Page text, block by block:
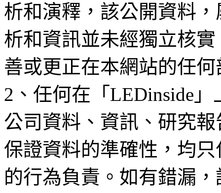
析和演釋，該公開資料
析和資訊並未經獨立核
善或更正在本網站的任
2、任何在「LEDinside
公司資料、資訊、研究
保證資料的準確性，均
的行為負責。如有錯漏